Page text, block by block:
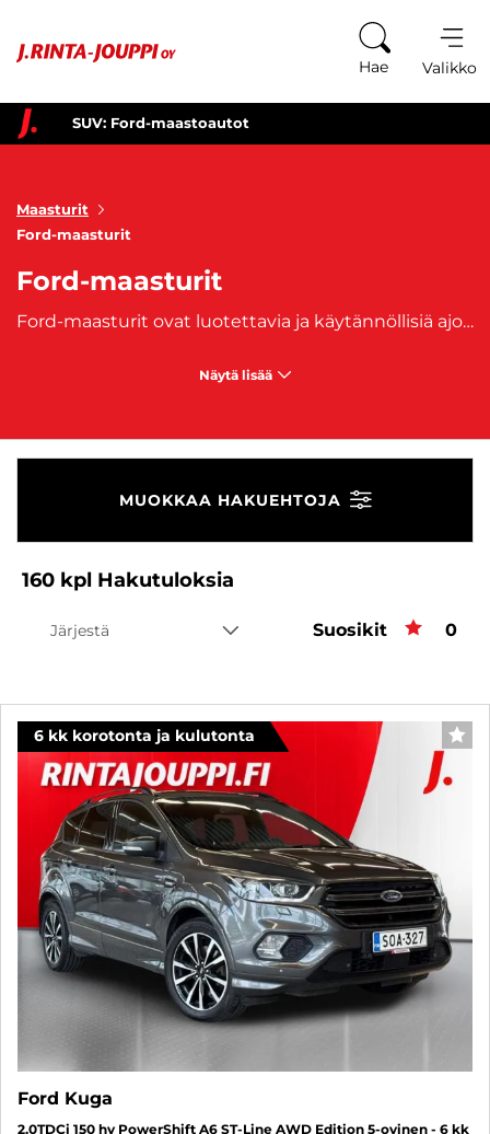
Hae Valikko
SUV: Ford-maastoautot
Maasturit
Ford-maasturit
Ford-maasturit
Ford-maasturit ovat luotettavia ja käytännöllisiä ajoneuvoja, jotka on suunniteltu sekä perhekäyttöön että aktiiviseen elämäntapaan. Ford SUV -mallit, kuten
Näytä lisää
MUOKKAA HAKUEHTOJA
160 kpl Hakutuloksia
Järjestä Suosikit 0
6 kk korotonta ja kulutonta
Ford Kuga
2,0TDCi 150 hv PowerShift A6 ST-Line AWD Edition 5-ovinen - 6 kk